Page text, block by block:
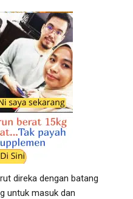
direka dengan batang
untuk masuk dan